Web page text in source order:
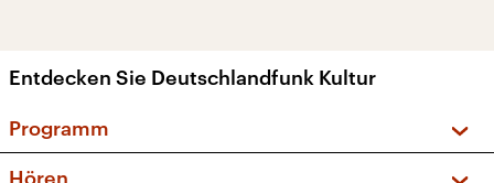
Entdecken Sie Deutschlandfunk Kultur
Programm
Hören